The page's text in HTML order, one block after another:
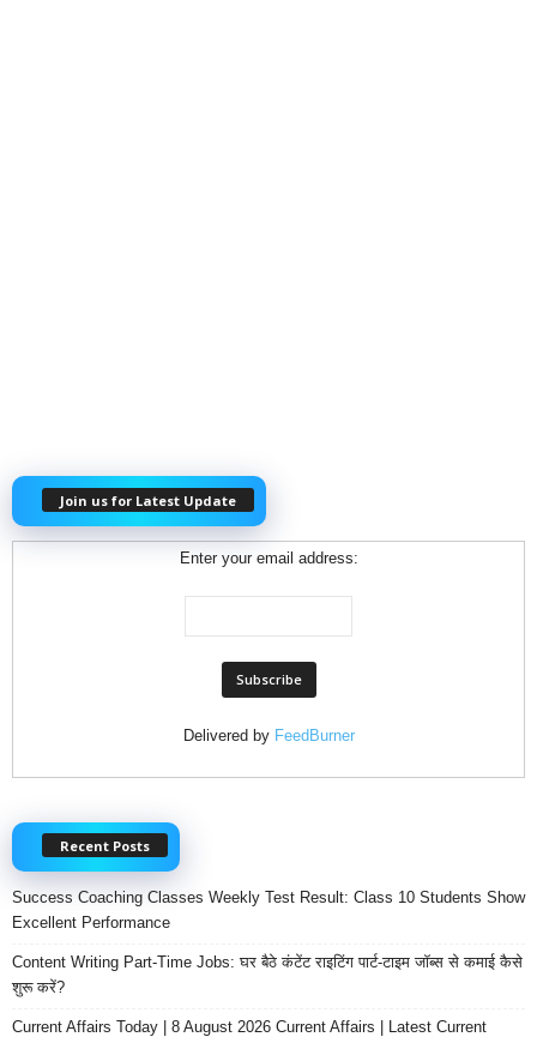
Join us for Latest Update
Enter your email address:
Delivered by FeedBurner
Recent Posts
Success Coaching Classes Weekly Test Result: Class 10 Students Show
Excellent Performance
Content Writing Part-Time Jobs: घर बैठे कंटेंट राइटिंग पार्ट-टाइम जॉब्स से कमाई कैसे
शुरू करें?
Current Affairs Today | 8 August 2026 Current Affairs | Latest Current